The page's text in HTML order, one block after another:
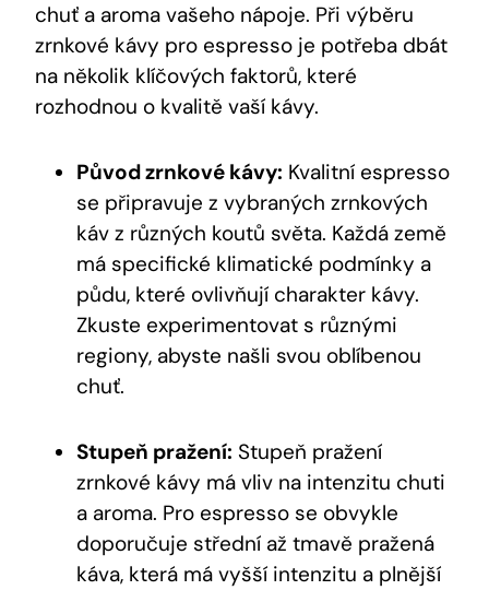
chuť a aroma vašeho nápoje. Při výběru
zrnkové kávy pro espresso je potřeba dbát
na několik klíčových faktorů, které
rozhodnou o kvalitě vaší kávy.
Původ zrnkové kávy: Kvalitní espresso
se připravuje z vybraných zrnkových
káv z různých koutů světa. Každá země
má specifické klimatické podmínky a
půdu, které ovlivňují charakter kávy.
Zkuste experimentovat s různými
regiony, abyste našli svou oblíbenou
chuť.
Stupeň pražení: Stupeň pražení
zrnkové kávy má vliv na intenzitu chuti
a aroma. Pro espresso se obvykle
doporučuje střední až tmavě pražená
káva, která má vyšší intenzitu a plnější